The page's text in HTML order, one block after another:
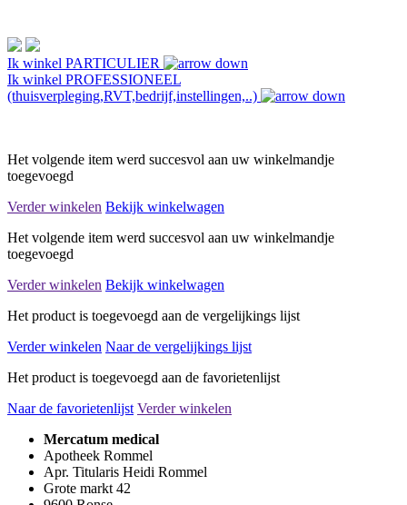
Ik winkel PARTICULIER
Ik winkel PROFESSIONEEL
(thuisverpleging,RVT,bedrijf,instellingen,..)
Het volgende item werd succesvol aan uw winkelmandje
toegevoegd
Verder winkelen Bekijk winkelwagen
Het volgende item werd succesvol aan uw winkelmandje
toegevoegd
Verder winkelen Bekijk winkelwagen
Het product is toegevoegd aan de vergelijkings lijst
Verder winkelen Naar de vergelijkings lijst
Het product is toegevoegd aan de favorietenlijst
Naar de favorietenlijst Verder winkelen
Mercatum medical
Apotheek Rommel
Apr. Titularis Heidi Rommel
Grote markt 42